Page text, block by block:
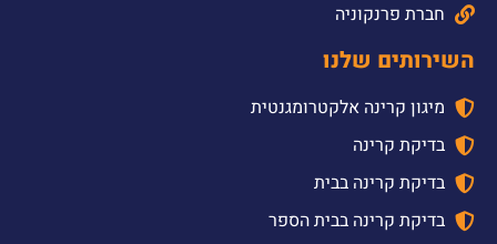
חברת פרנקוניה
השירותים שלנו
מיגון קרינה אלקטרומגנטית
בדיקת קרינה
בדיקת קרינה בבית
בדיקת קרינה בבית הספר